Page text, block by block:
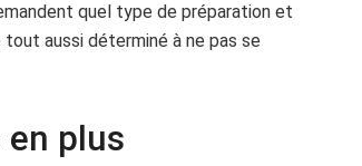
quel type de préparation et
aussi déterminé à ne pas se
en plus